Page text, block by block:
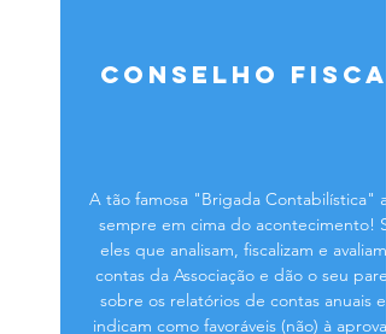
conselho
A tão famosa "Brigada Contabilística"
sempre em cima do acontecimento!
eles que analisam, fiscalizam e avaliam
contas da Associação e dão o seu
sobre os relatórios de contas anuais e
indicam como favoráveis (não) à